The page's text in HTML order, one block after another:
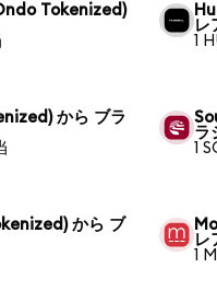
Tokenized)
レ
1
から ブラ
ラ
1
から ブ
レ
1